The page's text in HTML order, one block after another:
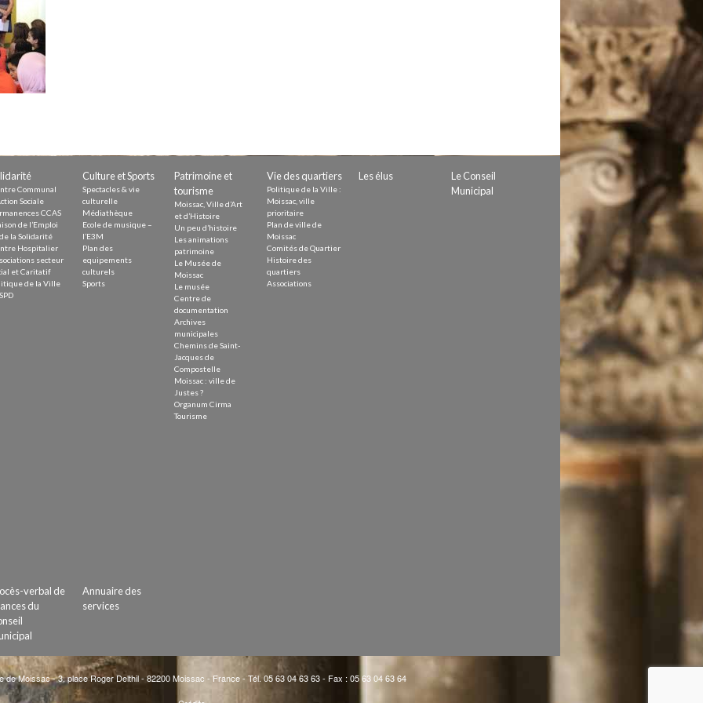
durable
Communal
Sociale
CCAS
de l’Emploi
la Solidarité
Hospitalier
secteur
et Caritatif
de la Ville
Culture et Sports
Spectacles & vie
culturelle
Médiathèque
Ecole de musique –
l’E3M
Plan des
equipements
culturels
Sports
Patrimoine et
tourisme
Moissac, Ville d’Art
et d’Histoire
Un peu d’histoire
Les animations
patrimoine
Le Musée de
Moissac
Le musée
Centre de
documentation
Archives
municipales
Chemins de Saint-
Jacques de
Compostelle
Moissac : ville de
Justes ?
Organum Cirma
Tourisme
Vie des quartiers
Politique de la Ville :
Moissac, ville
prioritaire
Plan de ville de
Moissac
Comités de Quartier
Histoire des
quartiers
Associations
Les élus
Le Conseil
Municipal
verbal de
du
Annuaire des
services
de Moissac - 3, place Roger Delthil - 82200 Moissac - France - Tél. 05 63 04 63 63 - Fax : 05 63 04 63 64